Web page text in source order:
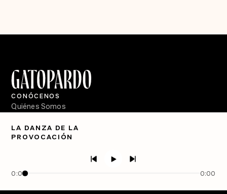
LA DANZA DE LA
PROVOCACIÓN
0:00 0:00
CONÓCENOS
Quiénes Somos
PÓDCASTS
Crecer en Distopía